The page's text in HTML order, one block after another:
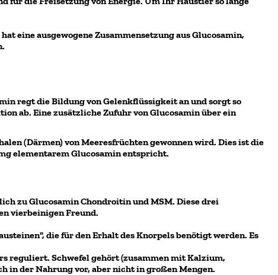
eine ausgewogene Zusammensetzung aus Glucosamin,
regt die Bildung von Gelenkflüssigkeit an und sorgt so
ab. Eine zusätzliche Zufuhr von Glucosamin über ein
(Därmen) von Meeresfrüchten gewonnen wird. Dies ist die
elementarem Glucosamin entspricht.
zu Glucosamin Chondroitin und MSM. Diese drei
vierbeinigen Freund.
die für den Erhalt des Knorpels benötigt werden. Es
reguliert. Schwefel gehört (zusammen mit Kalzium,
in der Nahrung vor, aber nicht in großen Mengen.